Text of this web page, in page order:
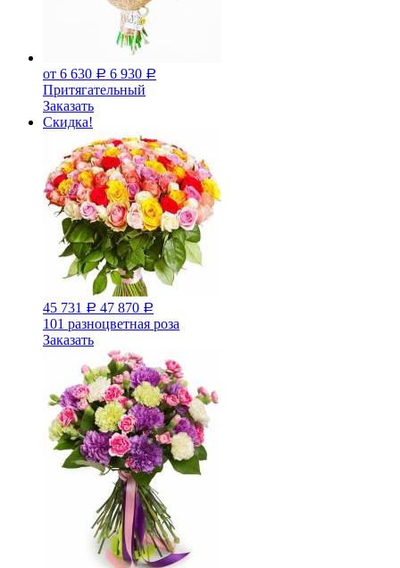
от 6 630 Р 6 930 Р
Притягательный
Заказать
Скидка!
45 731 Р 47 870 Р
101 разноцветная роза
Заказать